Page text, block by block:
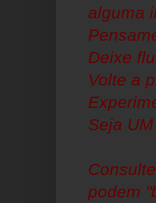
alguma
Deixe
Volte a
Seja
podem